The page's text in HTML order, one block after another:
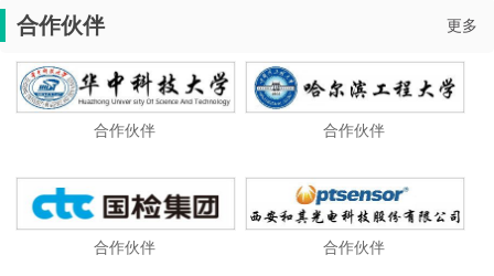
合作伙伴 更多
合作伙伴 合作伙伴
合作伙伴 合作伙伴